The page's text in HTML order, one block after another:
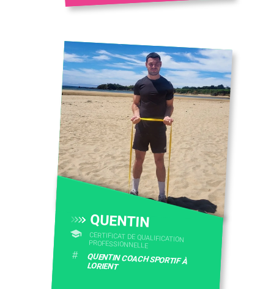
QUENTIN
CERTIFICAT DE QUALIFICATION
PROFESSIONNELLE
# QUENTIN COACH SPORTIF À
LORIENT